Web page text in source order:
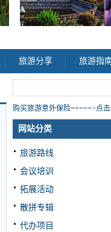
旅游分享 旅游指
购买旅游意外保险=====>点
网站分类
旅游路线
会议培训
拓展活动
散拼专辑
代办项目